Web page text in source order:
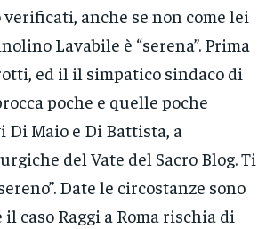
anche se non come lei
Lavabile è “serena”. Prima
ed il il simpatico sindaco di
poche e quelle poche
Di Maio e Di Battista, a
del Vate del Sacro Blog. Ti
Date le circostanze sono
caso Raggi a Roma rischia di